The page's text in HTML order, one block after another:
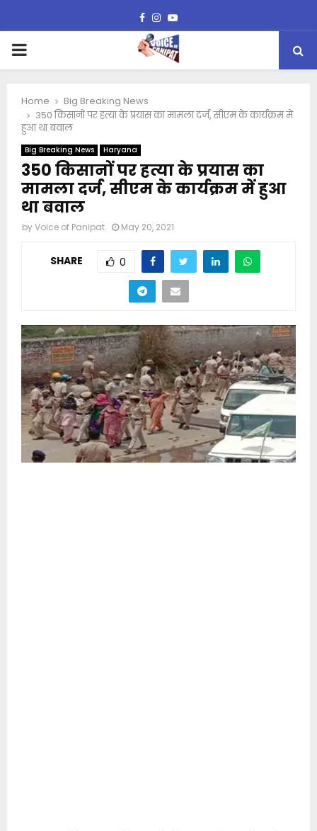
Facebook
Instagram
Youtube
PRIMARY
Home
Big Breaking News
350 किसानों पर हत्या के प्रयास का मामला दर्ज, सीएम के कार्यक्रम में
हुआ था बवाल
Big Breaking News Haryana
350 किसानों पर हत्या के प्रयास का
मामला दर्ज, सीएम के कार्यक्रम में हुआ
था बवाल
byVoice of Panipat May 20, 2021
SHARE 0